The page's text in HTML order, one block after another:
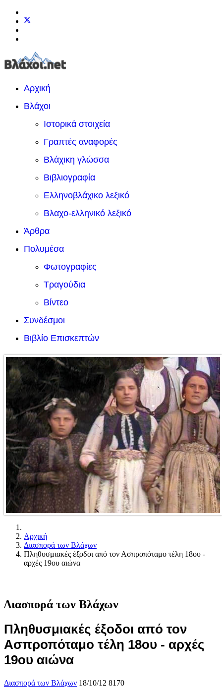
Αρχική
Βλάχοι
Ιστορικά στοιχεία
Γραπτές αναφορές
Βλάχικη γλώσσα
Βιβλιογραφία
Ελληνοβλάχικο λεξικό
Βλαχο-ελληνικό λεξικό
Άρθρα
Πολυμέσα
Φωτογραφίες
Τραγούδια
Βίντεο
Συνδέσμοι
Βιβλίο Επισκεπτών
Αρχική
Διασπορά των Βλάχων
Πληθυσμιακές έξοδοι από τον Ασπροπόταμο τέλη 18ου -
αρχές 19ου αιώνα
Διασπορά των Βλάχων
Πληθυσμιακές έξοδοι από τον
Ασπροπόταμο τέλη 18ου - αρχές
19ου αιώνα
Διασπορά των Βλάχων 18/10/12 8170